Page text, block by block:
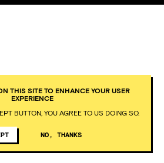
THIS SITE TO ENHANCE YOUR USER
EXPERIENCE
BUTTON, YOU AGREE TO US DOING SO.
NO, THANKS